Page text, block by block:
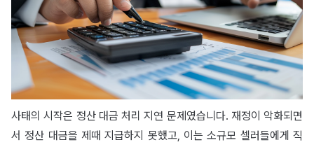
사태의 시작은 정산 대금 처리 지연 문제였습니다. 재정이 악화되면
서 정산 대금을 제때 지급하지 못했고, 이는 소규모 셀러들에게 직